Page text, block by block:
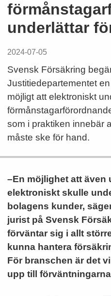
underlättar
2024-07-05
Svensk Försäkring
Justitiedepartementet
möjligt att elektroniskt
som i praktiken innebär
måste ske för hand.
–En möjlighet att även
elektroniskt skulle
bolagens kunder,
jurist på Svensk
förväntar sig i allt
kunna hantera
För branschen är det
upp till